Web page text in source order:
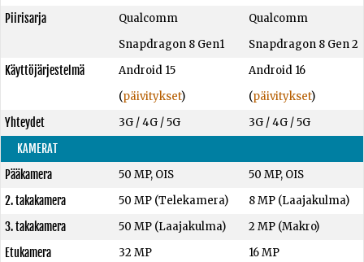
Piirisarja
Qualcomm
Snapdragon 8 Gen1
Qualcomm
Snapdragon 8 Gen 2
Käyttöjärjestelmä
Android 15
(päivitykset)
Android 16
(päivitykset)
Yhteydet
3G / 4G / 5G
3G / 4G / 5G
KAMERAT
Pääkamera
50 MP, OIS
50 MP, OIS
2. takakamera
50 MP (Telekamera)
8 MP (Laajakulma)
3. takakamera
50 MP (Laajakulma)
2 MP (Makro)
Etukamera
32 MP
16 MP